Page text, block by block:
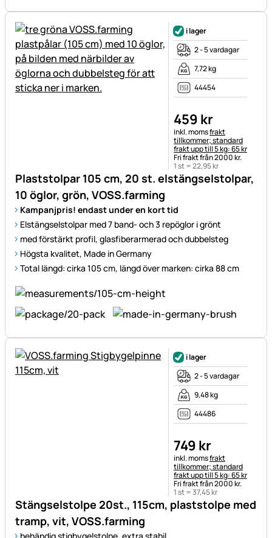
Plaststolpar 105 cm, 20 st. elstängselstolpar,
10 öglor, grön, VOSS.farming
Kampanjpris! endast under en kort tid
Elstängselstolpar med 7 band- och 3 repöglor i grönt
med förstärkt profil, glasfiberarmerad och dubbelsteg
Högsta kvalitet, Made in Germany
Total längd: cirka 105 cm, längd över marken: cirka 88 cm
i lager
2 - 5 vardagar
7,72 kg
44454
459 kr
Skatteinformation:
inkl. momsfrakt
tillkommer; standard
frakt upp till 5 kg: 65 kr
Fri frakt från 2000 kr.
1 st =22,95kr
Stängselstolpe 20st., 115cm, plaststolpe med
tramp, vit, VOSS.farming
i lager
2 - 5 vardagar
9,48 kg
44486
749 kr
Skatteinformation:
inkl. momsfrakt
tillkommer; standard
frakt upp till 5 kg: 65 kr
Fri frakt från 2000 kr.
1 st =37,45kr